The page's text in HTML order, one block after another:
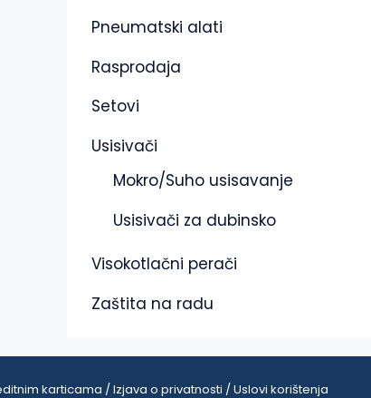
Pneumatski alati
Rasprodaja
Setovi
Usisivači
Mokro/Suho usisavanje
Usisivači za dubinsko
Visokotlačni perači
Zaštita na radu
karticama / Izjava o privatnosti / Uslovi korištenja